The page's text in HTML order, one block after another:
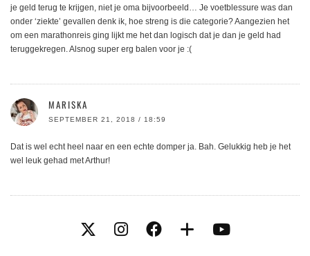
je geld terug te krijgen, niet je oma bijvoorbeeld… Je voetblessure was dan
onder ‘ziekte’ gevallen denk ik, hoe streng is die categorie? Aangezien het
om een marathonreis ging lijkt me het dan logisch dat je dan je geld had
teruggekregen. Alsnog super erg balen voor je :(
MARISKA
SEPTEMBER 21, 2018 / 18:59
Dat is wel echt heel naar en een echte domper ja. Bah. Gelukkig heb je het
wel leuk gehad met Arthur!